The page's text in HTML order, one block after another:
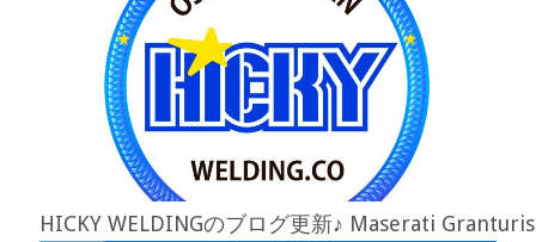
HICKY WELDINGのブログ更新♪ Maserati